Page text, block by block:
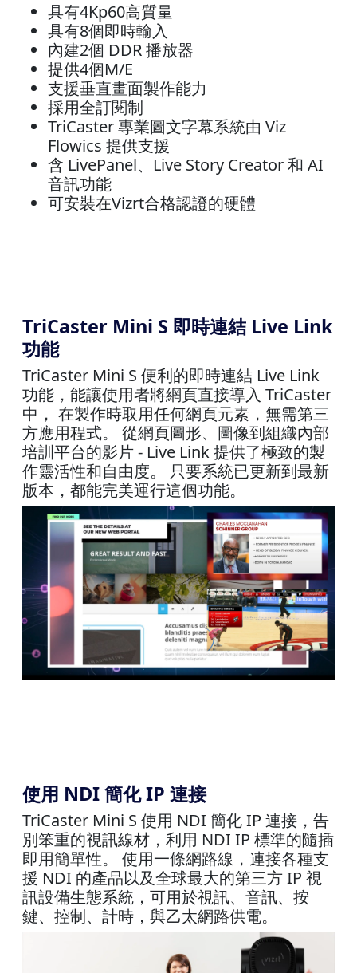
具有4Kp60高質量
具有8個即時輸入
內建2個 DDR 播放器
提供4個M/E
支援垂直畫面製作能力
採用全訂閱制
TriCaster 專業圖文字幕系統由 Viz
Flowics 提供支援
含 LivePanel、Live Story Creator 和 AI
音訊功能
可安裝在Vizrt合格認證的硬體
TriCaster Mini S 即時連結 Live Link
功能
TriCaster Mini S 便利的即時連結 Live Link
功能，能讓使用者將網頁直接導入 TriCaster
中， 在製作時取用任何網頁元素，無需第三
方應用程式。 從網頁圖形、圖像到組織內部
培訓平台的影片 - Live Link 提供了極致的製
作靈活性和自由度。 只要系統已更新到最新
版本，都能完美運行這個功能。
使用 NDI 簡化 IP 連接
TriCaster Mini S 使用 NDI 簡化 IP 連接，告
別笨重的視訊線材，利用 NDI IP 標準的隨插
即用簡單性。 使用一條網路線，連接各種支
援 NDI 的產品以及全球最大的第三方 IP 視
訊設備生態系統，可用於視訊、音訊、按
鍵、控制、計時，與乙太網路供電。